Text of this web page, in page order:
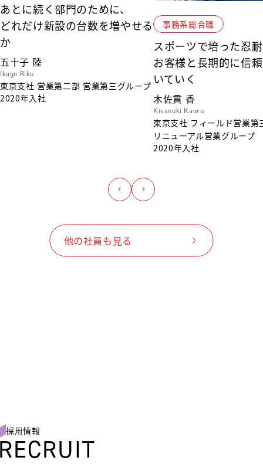
あとに続く部門のために、
どれだけ新設の台数を増やせる
か
五十子 陸
Ikago Riku
東京支社 営業第二部 営業第三グループ
2020年入社
事務系総合職
スポーツで培った忍
お客様と長期的に信
いていく
木佐貫 香
Kisanuki Kaoru
東京支社 フィールド営業第
リニューアル営業グループ
2020年入社
他の社員も見る
採用情報